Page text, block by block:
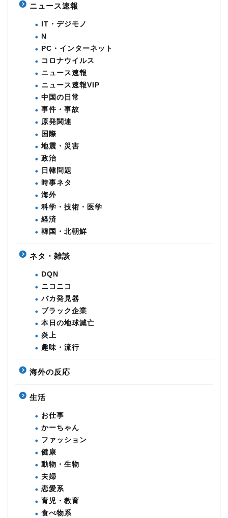
ニュース速報
IT・デジモノ
N
PC・インターネット
コロナウイルス
ニュース速報
ニュース速報VIP
中国の日常
事件・事故
原発関連
国際
地震・災害
政治
日韓問題
時事ネタ
海外
科学・技術・医学
経済
韓国・北朝鮮
ネタ・雑談
DQN
ニコニコ
バカ発見器
ブラック企業
本日の地球滅亡
炎上
趣味・流行
海外の反応
生活
お仕事
かーちゃん
ファッション
健康
動物・生物
夫婦
恋愛系
育児・教育
食べ物系